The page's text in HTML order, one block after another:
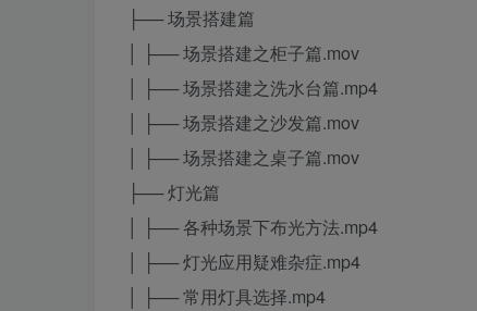
├── 场景搭建篇
│ ├── 场景搭建之柜子篇.mov
│ ├── 场景搭建之洗水台篇.mp4
│ ├── 场景搭建之沙发篇.mov
│ ├── 场景搭建之桌子篇.mov
├── 灯光篇
│ ├── 各种场景下布光方法.mp4
│ ├── 灯光应用疑难杂症.mp4
│ ├── 常用灯具选择.mp4